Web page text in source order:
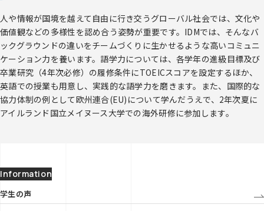
人や情報が国境を越えて自由に行き交うグローバル社会では、文化や
価値観などの多様性を認め合う姿勢が重要です。IDMでは、そんなバ
ックグラウンドの違いをチームづくりに生かせるような高いコミュニ
ケーション力を養います。語学力については、各学年の進級目標及び
卒業研究（4年次必修）の履修条件にTOEICスコアを設定するほか、
英語での授業も用意し、実践的な語学力を磨きます。また、国際的な
協力体制の例として欧州連合(EU)について学んだうえで、2年次夏に
アイルランド国立メイヌース大学での海外研修に参加します。
Information
学生の声